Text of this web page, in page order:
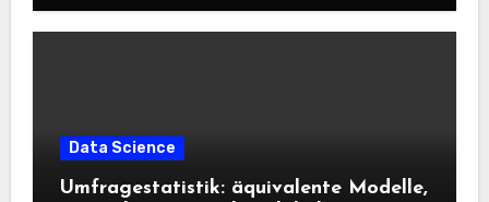
Data Science
Umfragestatistik: äquivalente Modelle,